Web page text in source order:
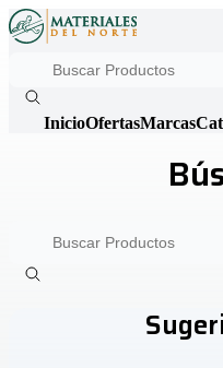
InicioOfertasMarcas